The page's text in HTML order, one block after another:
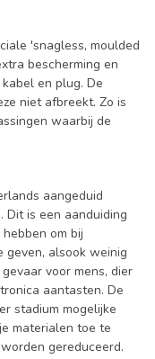
'snagless, moulded
bescherming en
en plug. De
niet afbreekt. Zo is
waarbij de
aangeduid
is een aanduiding
om bij
geven, alsook weinig
voor mens, dier
aantasten. De
stadium mogelijke
materialen toe te
gereduceerd.